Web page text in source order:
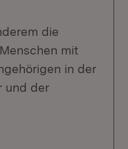
die
mit
in der
und der